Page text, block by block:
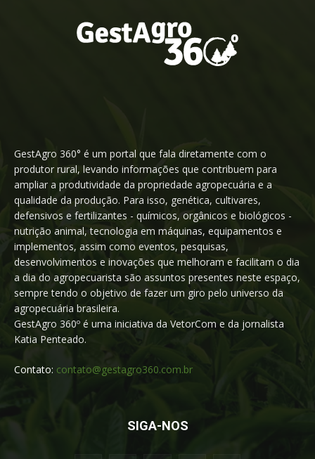
GestAgro 360° é um portal que fala diretamente com o
produtor rural, levando informações que contribuem para
ampliar a produtividade da propriedade agropecuária e a
qualidade da produção. Para isso, genética, cultivares,
defensivos e fertilizantes - químicos, orgânicos e biológicos -
nutrição animal, tecnologia em máquinas, equipamentos e
implementos, assim como eventos, pesquisas,
desenvolvimentos e inovações que melhoram e facilitam o dia
a dia do agropecuarista são assuntos presentes neste espaço,
sempre tendo o objetivo de fazer um giro pelo universo da
agropecuária brasileira.
GestAgro 360º é uma iniciativa da VetorCom e da jornalista
Katia Penteado.
Contato: contato@gestagro360.com.br
SIGA-NOS